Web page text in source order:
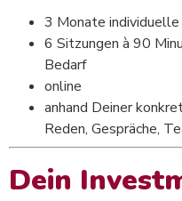
3 Monate
6 Sitzungen à 90
Bedarf
online
anhand Deiner
Reden, Gespräche,
Dein